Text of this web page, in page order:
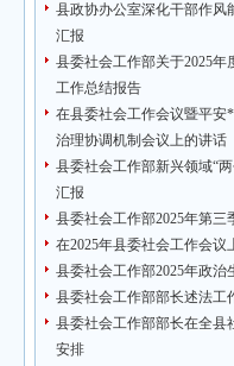
县政协办公室深化干部作风
汇报
县委社会工作部关于2025年
工作总结报告
在县委社会工作会议暨平安
治理协调机制会议上的讲话
县委社会工作部新兴领域“
汇报
县委社会工作部2025年第三
在2025年县委社会工作会议
县委社会工作部2025年政治
县委社会工作部部长述法工
县委社会工作部部长在全县
安排